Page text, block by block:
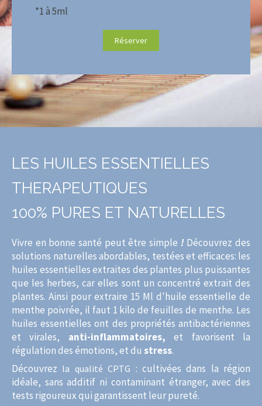
*1 à 5ml
Réserver
LES HUILES ESSENTIELLES
THERAPEUTIQUES
100% PURES ET NATURELLES
Vivre en bonne santé peut être simple ! Découvrez des
solutions naturelles abordables, testées et efficaces: les
huiles essentielles extraites des plantes plus puissantes
que les herbes, car elles sont un concentré extrait des
plantes. Ainsi pour extraire 15 Ml d'huile essentielle de
menthe poivrée, il faut 1 kilo de feuilles de menthe. Les
huiles essentielles ont des propriétés antibactériennes
et virales, anti-inflammatoires,et favorisent la
régulation des émotions, et du stress.
Découvrez la qualité CPTG : cultivées dans la région
idéale, sans additif ni contaminant étranger, avec des
tests rigoureux qui garantissent leur pureté.